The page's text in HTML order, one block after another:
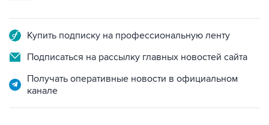
Купить подписку на профессиональную ленту
Подписаться на рассылку главных новостей сайта
Получать оперативные новости в официальном
канале